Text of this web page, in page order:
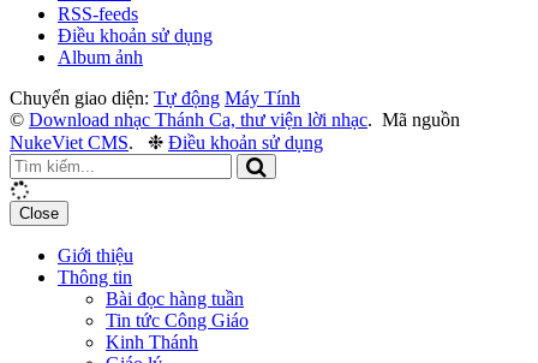
RSS-feeds
Điều khoản sử dụng
Album ảnh
Chuyển giao diện: Tự động Máy Tính
© Download nhạc Thánh Ca, thư viện lời nhạc. Mã nguồn
NukeViet CMS. ❉ Điều khoản sử dụng
Close
Giới thiệu
Thông tin
Bài đọc hàng tuần
Tin tức Công Giáo
Kinh Thánh